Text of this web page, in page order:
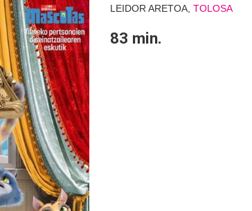
LEIDOR ARETOA, TOLOSA
83 min.